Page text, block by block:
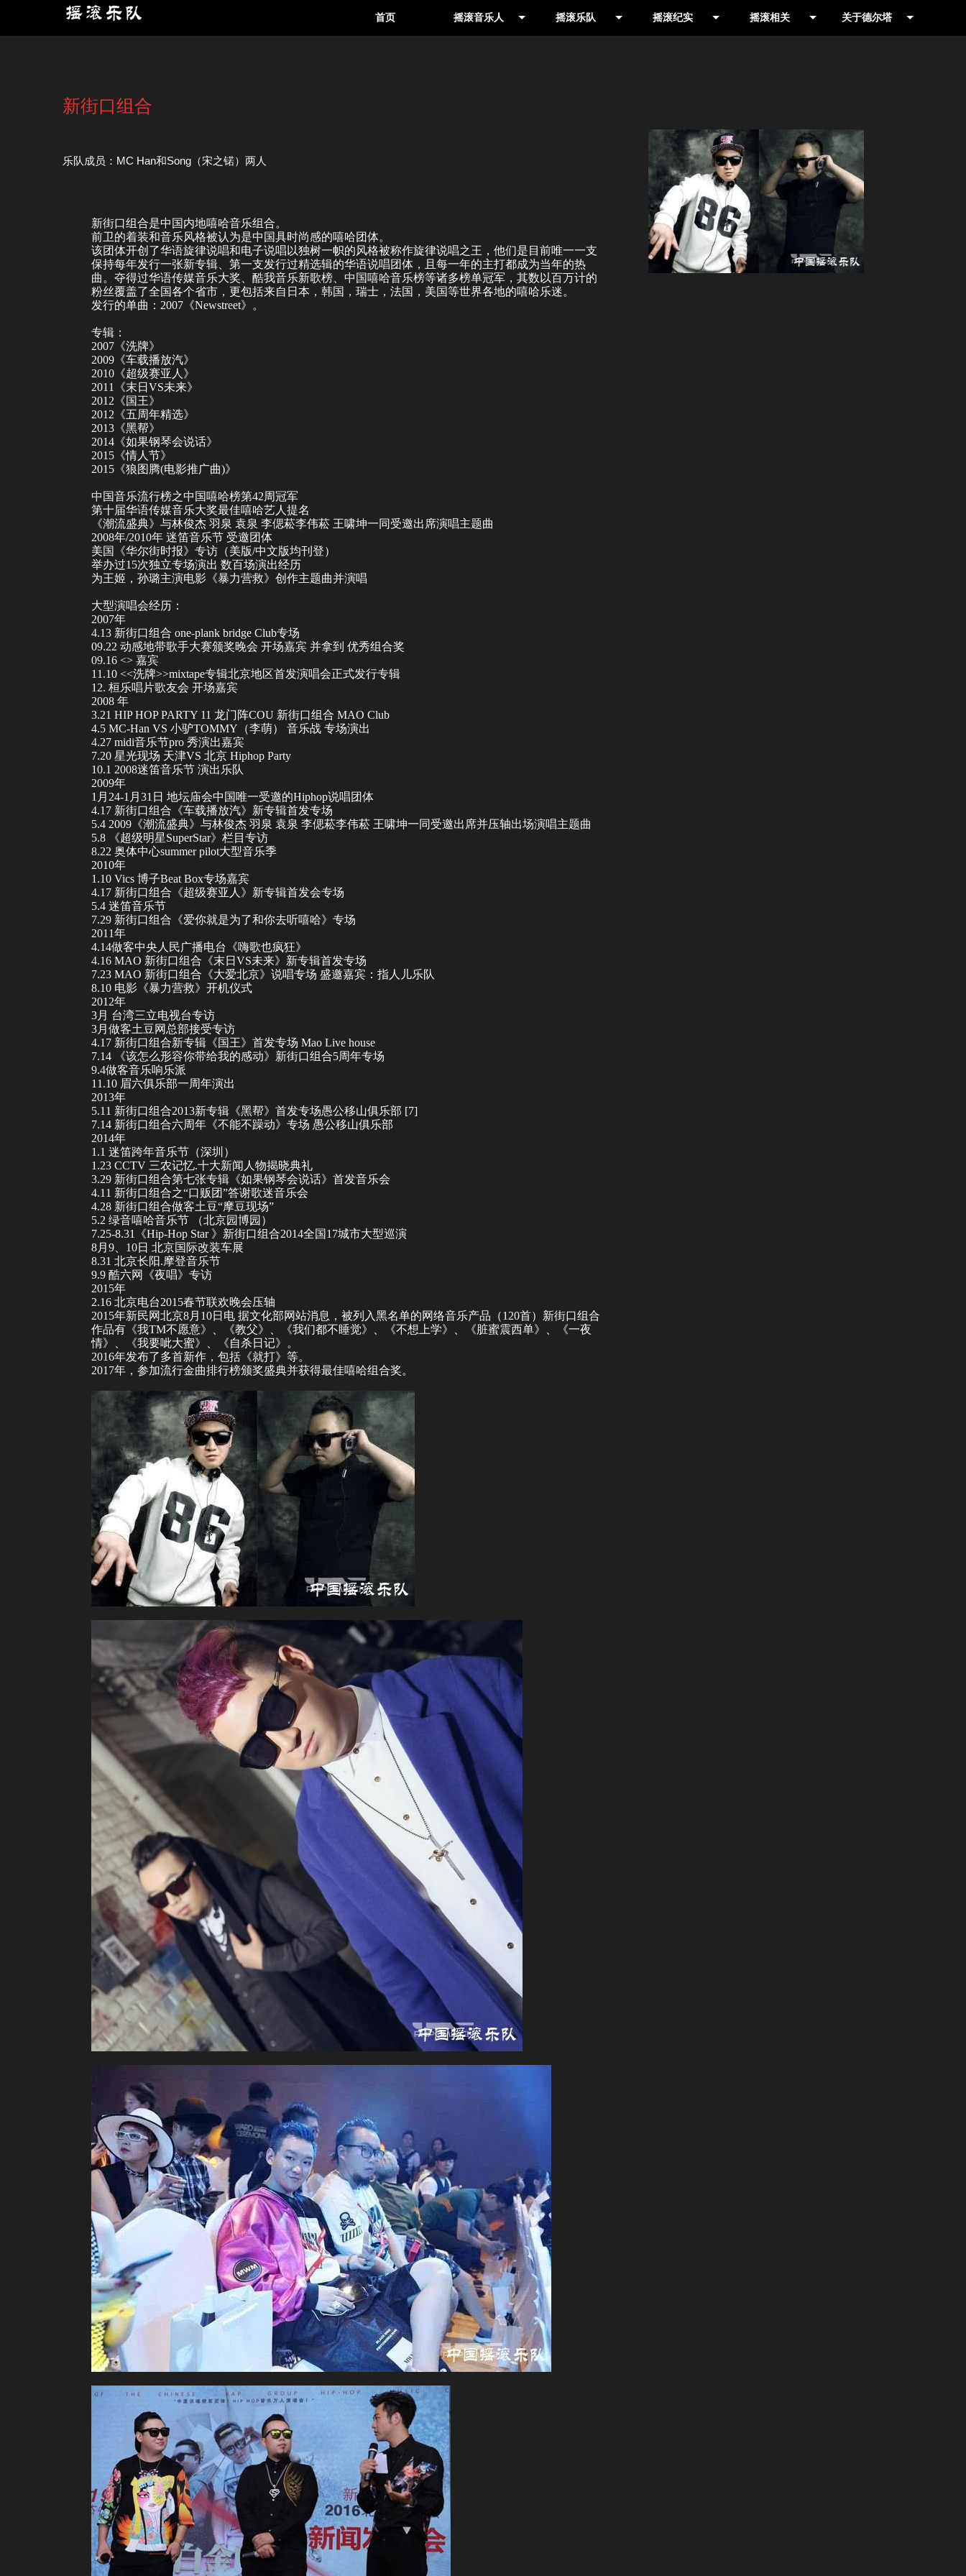
首页 摇滚音乐人 摇滚乐队 摇滚纪实
信息收集
就爱野音乐专栏
摇滚相关
LIVE HOUSE
历史记录
摇滚厂牌
关于德尔塔
新街口组合
乐队成员：MC Han和Song（宋之锘）两人
新街口组合是中国内地嘻哈音乐组合。
前卫的着装和音乐风格被认为是中国具时尚感的嘻哈团体。
该团体开创了华语旋律说唱和电子说唱以独树一帜的风格被称作旋律说唱之王，他们是目前唯一一支
保持每年发行一张新专辑、第一支发行过精选辑的华语说唱团体，且每一年的主打都成为当年的热
曲。夺得过华语传媒音乐大奖、 酷我音乐新歌榜、中国 嘻哈音乐榜等诸多榜单冠军，其数以百万计的
粉丝覆盖了全国各个省市，更包括来自日本，韩国，瑞士，法国，美国等世界各地的嘻哈乐迷。
发行的单曲：2007《Newstreet》。
专辑：
2007《洗牌》
2009《车载播放汽》
2010《超级赛亚人》
2011《末日VS未来》
2012《国王》
2012《五周年精选》
2013《黑帮》
2014《如果钢琴会说话》
2015《情人节》
2015《狼图腾(电影推广曲)》
中国音乐流行榜之中国嘻哈榜第42周冠军
第十届华语传媒音乐大奖最佳嘻哈艺人提名
《潮流盛典》与林俊杰 羽泉 袁泉 李偲菘李伟菘 王啸坤一同受邀出席演唱主题曲
2008年/2010年 迷笛音乐节 受邀团体
美国《华尔街时报》专访（美版/中文版均刊登）
举办过15次独立专场演出 数百场演出经历
为王姬， 孙璐主演电影《暴力营救》创作主题曲并演唱
大型演唱会经历：
2007年
4.13 新街口组合 one-plank bridge Club专场
09.22 动感地带歌手大赛颁奖晚会 开场嘉宾 并拿到 优秀组合奖
09.16 <> 嘉宾
11.10 <<洗牌>>mixtape专辑北京地区首发演唱会正式发行专辑
12. 桓乐唱片歌友会 开场嘉宾
2008 年
3.21 HIP HOP PARTY 11 龙门阵COU 新街口组合 MAO Club
4.5 MC-Han VS 小驴TOMMY （李萌） 音乐战 专场演出
4.27 midi音乐节pro 秀演出嘉宾
7.20 星光现场 天津VS 北京 Hiphop Party
10.1 2008迷笛音乐节 演出乐队
2009年
1月24-1月31日 地坛庙会中国唯一受邀的Hiphop说唱团体
4.17 新街口组合《车载播放汽》新专辑首发专场
5.4 2009《潮流盛典》与林俊杰 羽泉 袁泉 李偲菘李伟菘 王啸坤一同受邀出席并压轴出场演唱主题曲
5.8 《超级明星SuperStar》栏目专访
8.22 奥体中心summer pilot大型音乐季
2010年
1.10 Vics 博子Beat Box专场嘉宾
4.17 新街口组合《超级赛亚人》新专辑首发会专场
5.4 迷笛音乐节
7.29 新街口组合《爱你就是为了和你去听嘻哈》专场
2011年
4.14做客中央人民广播电台《嗨歌也疯狂》
4.16 MAO 新街口组合《末日VS未来》新专辑首发专场
7.23 MAO 新街口组合《大爱北京》说唱专场 盛邀嘉宾：指人儿乐队
8.10 电影《暴力营救》开机仪式
2012年
3月 台湾三立电视台专访
3月做客土豆网总部接受专访
4.17 新街口组合新专辑《国王》首发专场 Mao Live house
7.14 《该怎么形容你带给我的感动》新街口组合5周年专场
9.4做客音乐响乐派
11.10 眉六俱乐部一周年演出
2013年
5.11 新街口组合2013新专辑《黑帮》首发专场愚公移山俱乐部 [7]
7.14 新街口组合六周年《不能不躁动》专场 愚公移山俱乐部
2014年
1.1 迷笛跨年音乐节（深圳）
1.23 CCTV 三农记忆.十大新闻人物揭晓典礼
3.29 新街口组合第七张专辑《如果钢琴会说话》首发音乐会
4.11 新街口组合之“口贩团”答谢歌迷音乐会
4.28 新街口组合做客土豆“摩豆现场”
5.2 绿音嘻哈音乐节 （北京园博园）
7.25-8.31《Hip-Hop Star 》新街口组合2014全国17城市大型巡演
8月9、10日 北京国际改装车展
8.31 北京长阳.摩登音乐节
9.9 酷六网《夜唱》专访
2015年
2.16 北京电台2015春节联欢晚会压轴
2015年新民网北京8月10日电 据文化部网站消息，被列入黑名单的网络音乐产品（120首）新街口组合
作品有《我TM不愿意》、《教父》、《我们都不睡觉》、《不想上学》、《脏蜜震西单》、《一夜
情》、《我要呲大蜜》、《自杀日记》。
2016年发布了多首新作，包括《就打》等。
2017年，参加流行金曲排行榜颁奖盛典并获得最佳嘻哈组合奖。